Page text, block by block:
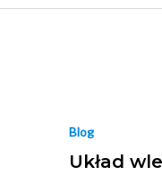
Blog
Układ